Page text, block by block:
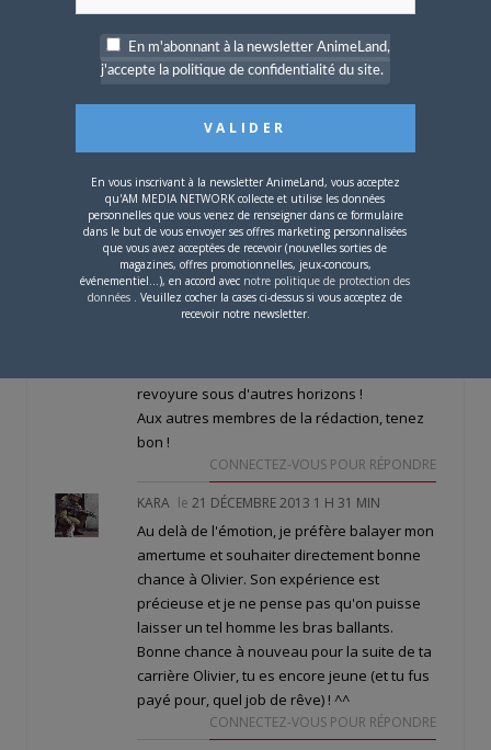
du travail que tu as fournit pendant des
années. Même si je n'ai plus trop le temps
dés qu'il y a des articles qui m'intéresse .
CONNECTEZ-VOUS POUR RÉPONDRE
MAUSER91 le21 DÉCEMBRE 2013 9 H 36 MIN
Un gros m*rde pour la suite et pour ta
prochaine aventure ^^
CONNECTEZ-VOUS POUR RÉPONDRE
revoyure sous d'autres horizons !
Aux autres membres de la rédaction, tenez
bon !
CONNECTEZ-VOUS POUR RÉPONDRE
KARA le 21 DÉCEMBRE 2013 1 H 31 MIN
Au delà de l'émotion, je préfère balayer mon
amertume et souhaiter directement bonne
chance à Olivier. Son expérience est
précieuse et je ne pense pas qu'on puisse
laisser un tel homme les bras ballants.
Bonne chance à nouveau pour la suite de ta
carrière Olivier, tu es encore jeune (et tu fus
payé pour, quel job de rêve) ! ^^
CONNECTEZ-VOUS POUR RÉPONDRE
En m'abonnant à la newsletter AnimeLand,
j'accepte la politique de confidentialité du site.
En vous inscrivant à la newsletter AnimeLand, vous acceptez
qu'AM MEDIA NETWORK collecte et utilise les données
personnelles que vous venez de renseigner dans ce formulaire
dans le but de vous envoyer ses offres marketing personnalisées
que vous avez acceptées de recevoir (nouvelles sorties de
magazines, offres promotionnelles, jeux-concours,
événementiel...), en accord avec notre politique de protection des
données . Veuillez cocher la cases ci-dessus si vous acceptez de
recevoir notre newsletter.